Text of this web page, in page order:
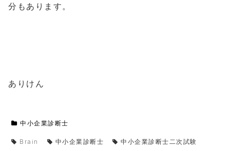
分もあります。
ありけん
中小企業診断士
Brain 中小企業診断士
中小企業診断士二次試験